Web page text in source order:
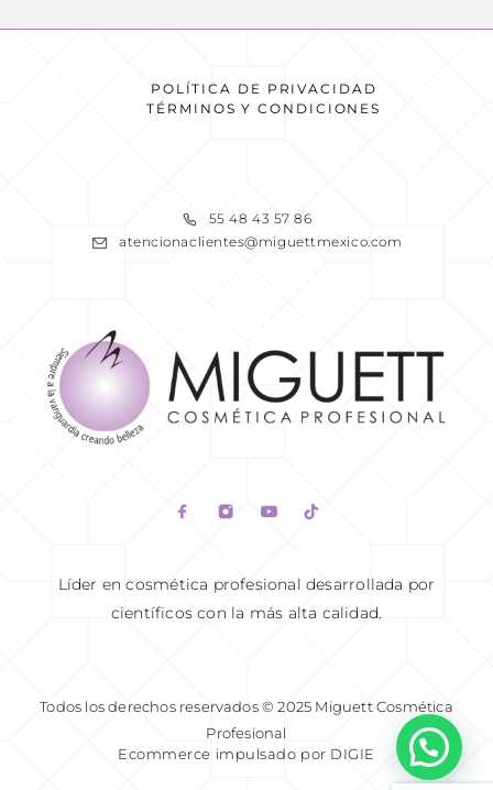
POLÍTICA DE PRIVACIDAD
TÉRMINOS Y CONDICIONES
55 48 43 57 86
atencionaclientes@miguettmexico.com
Líder en cosmética profesional desarrollada por
científicos con la más alta calidad.
Todos los derechos reservados © 2025 Miguett Cosmética
Profesional
Ecommerce impulsado por DIGIE